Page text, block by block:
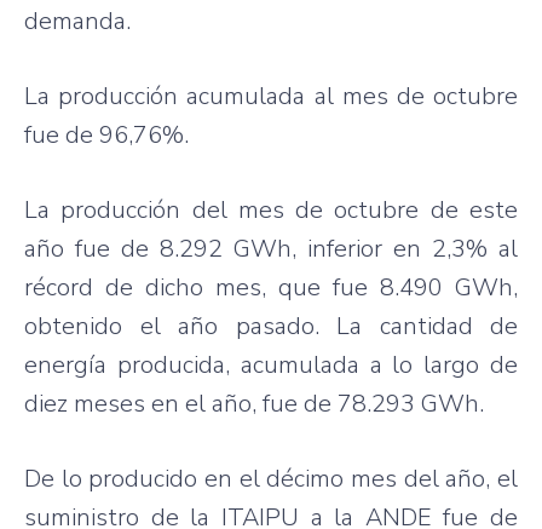
demanda.
La producción acumulada al mes de octubre
fue de 96,76%.
La producción del mes de octubre de este
año fue de 8.292 GWh, inferior en 2,3% al
récord de dicho mes, que fue 8.490 GWh,
obtenido el año pasado. La cantidad de
energía producida, acumulada a lo largo de
diez meses en el año, fue de 78.293 GWh.
De lo producido en el décimo mes del año, el
suministro de la ITAIPU a la ANDE fue de